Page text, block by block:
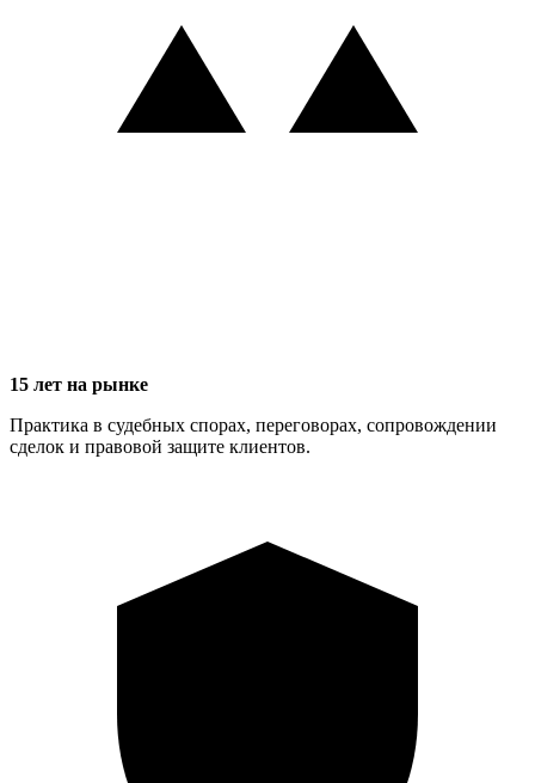
15 лет на рынке
Практика в судебных спорах, переговорах, сопровождении
сделок и правовой защите клиентов.